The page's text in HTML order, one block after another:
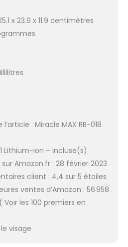
x 23.9 x 11.9 centimètres
: Miracle MAX RB-018
Lithium-ion – incluse(s)
Amazon.fr : 28 février 2023
client : 4,4 sur 5 étoiles
ventes d’Amazon : 56 958
les 100 premiers en
visage